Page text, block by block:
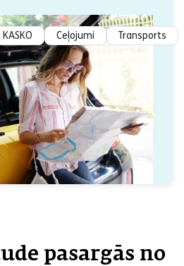
KASKO Ceļojumi Transports
pasargās no